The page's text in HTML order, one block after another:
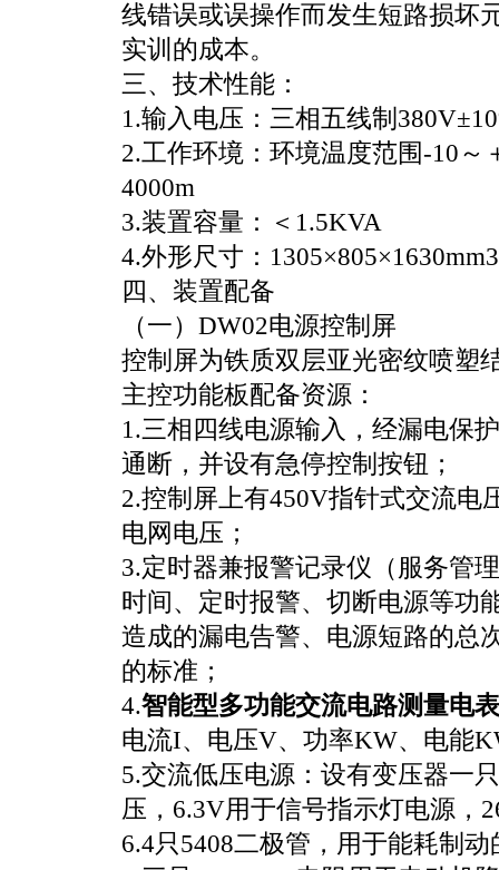
线错误或误操作而发生短路损坏
实训的成本。
三、技术性能：
1.输入电压：三相五线制
2.工作环境：环境温度范围-10
4000m
3.装置容量：＜1.5KVA
4.外形尺寸：1305×805×1630mm3
四、装置配备
（一）DW02电源控制屏
控制屏为铁质双层亚光密纹喷塑
主控功能板配备资源：
1.三相四线电源输入，经漏电保
通断，并设有急停控制按钮；
2.控制屏上有450V指针式交流电
电网电压；
3.定时器兼报警记录仪（服务管
时间、定时报警、切断电源等功
造成的漏电告警、电源短路的总
的标准；
4.智能型多功能交流电路测量电表
电流I、电压V、功率KW、电能
5.交流低压电源：设有变压器一
压，6.3V用于信号指示灯电源，
6.4只5408二极管，用于能耗制